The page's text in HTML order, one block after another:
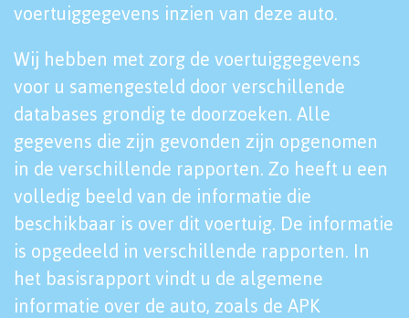
voertuiggegevens inzien van deze auto.
Wij hebben met zorg de voertuiggegevens
voor u samengesteld door verschillende
databases grondig te doorzoeken. Alle
gegevens die zijn gevonden zijn opgenomen
in de verschillende rapporten. Zo heeft u een
volledig beeld van de informatie die
beschikbaar is over dit voertuig. De informatie
is opgedeeld in verschillende rapporten. In
het basisrapport vindt u de algemene
informatie over de auto, zoals de APK